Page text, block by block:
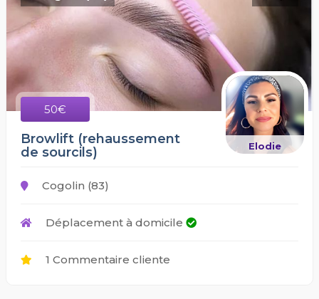
50€
Elodie
Browlift (rehaussement
de sourcils)
Cogolin (83)
Déplacement à domicile
1 Commentaire cliente